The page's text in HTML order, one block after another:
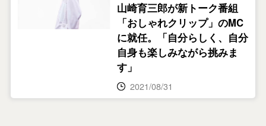
山崎育三郎が新トーク番組
「おしゃれクリップ」のMC
に就任。「自分らしく、自分
自身も楽しみながら挑みま
す」
2021/08/31